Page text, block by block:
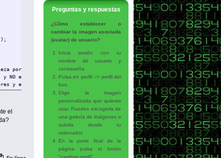
por la letra A");
NO empieza por la letra A");
y empieza por la letra A");
y NO empieza por la letra A");
y empieza por la letra A");
y NO empieza por la letra A");
el
Preguntas y respuestas
¿Cómo establecer o
cambiar la imagen asociada
(avatar) de usuario?
Inicia sesión con tu
nombre de usuario y
contraseña.
Pulsa en perfil --> perfil del
foro
Elige la imagen
personalizada que quieras
usar. Puedes escogerla de
una galería de imágenes o
subirla desde tu
ordenador.
En la parte final de la
página pulsa el botón